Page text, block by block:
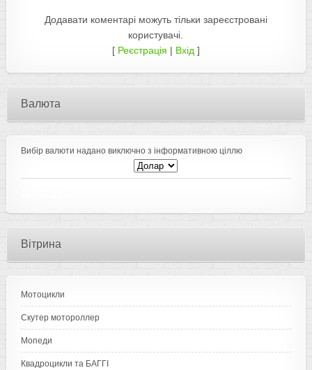
Додавати коментарі можуть тільки зареєстровані
користувачі.
[ Реєстрація | Вхід ]
Валюта
Вибір валюти надано виключно з інформативною ціллю
Вітрина
Мотоцикли
Скутер мотороллер
Мопеди
Квадроцикли та БАГГІ